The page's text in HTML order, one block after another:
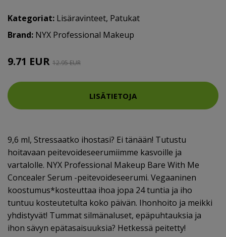
Kategoriat: Lisäravinteet, Patukat
Brand: NYX Professional Makeup
9.71 EUR 12.95 EUR
LISÄTIETOJA
9,6 ml, Stressaatko ihostasi? Ei tänään! Tutustu
hoitavaan peitevoideseerumiimme kasvoille ja
vartalolle. NYX Professional Makeup Bare With Me
Concealer Serum -peitevoideseerumi. Vegaaninen
koostumus*kosteuttaa ihoa jopa 24 tuntia ja iho
tuntuu kosteutetulta koko päivän. Ihonhoito ja meikki
yhdistyvät! Tummat silmänaluset, epäpuhtauksia ja
ihon sävyn epätasaisuuksia? Hetkessä peitetty!